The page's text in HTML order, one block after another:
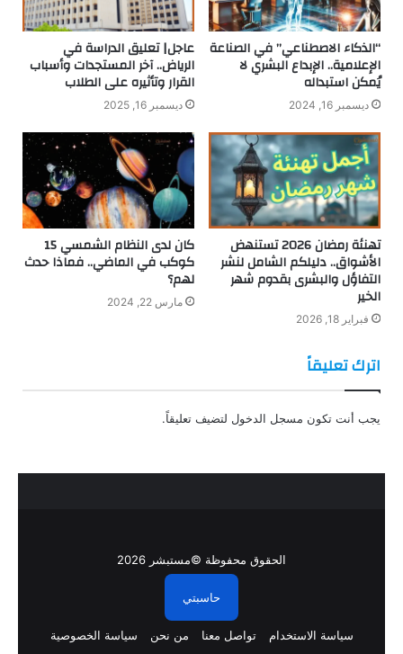
“الذكاء الاصطناعي” في الصناعة
الإعلامية.. الإبداع البشري لا
يُمكن استبداله
ديسمبر 16, 2024
عاجل| تعليق الدراسة في
الرياض.. آخر المستجدات وأسباب
القرار وتأثيره على الطلاب
ديسمبر 16, 2025
تهنئة رمضان 2026 تستنهض
الأشواق.. دليلكم الشامل لنشر
التفاؤل والبشرى بقدوم شهر
الخير
فبراير 18, 2026
كان لدى النظام الشمسي 15
كوكب في الماضي.. فماذا حدث
لهم؟
مارس 22, 2024
اترك تعليقاً
يجب أنت تكون مسجل الدخول لتضيف تعليقاً.
الحقوق محفوظة ©مستبشر 2026
حاسبتي
سياسة الاستخدام تواصل معنا من نحن سياسة الخصوصية